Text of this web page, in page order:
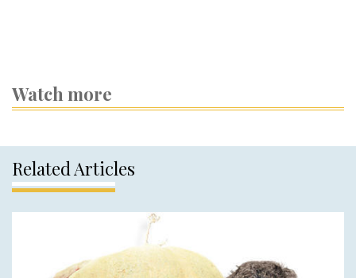
Watch more
Related Articles